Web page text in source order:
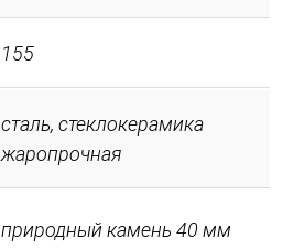
155
сталь, стеклокерамика
жаропрочная
природный камень 40 мм